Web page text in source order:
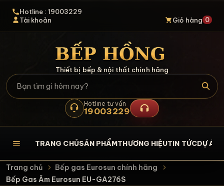
Hotline : 19003229
Tài khoản
Giỏ hàng 0
Thiết bị bếp & nội thất chính hãng
Hotline tư vấn
19003229
TRANG CHỦSẢN PHẨMTHƯƠNG HIỆUTIN TỨCDỰ ÁN
Trang chủ
Bếp gas Eurosun chính hãng
Bếp Gas Âm Eurosun EU-GA276S